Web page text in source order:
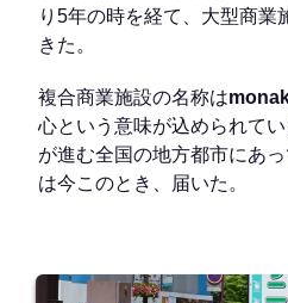
り5年の時を経て、大型商業
きた。
複合商業施設の名称は
心という意味が込められて
が進む全国の地方都市にあ
は今このとき、届いた。